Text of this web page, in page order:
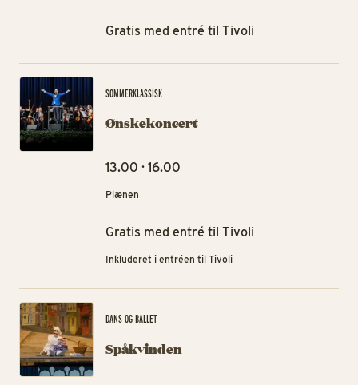
Gratis med entré til Tivoli
SOMMERKLASSISK
Ønskekoncert
13.00 · 16.00
Plænen
Gratis med entré til Tivoli
Inkluderet i entréen til Tivoli
DANS OG BALLET
Spåkvinden